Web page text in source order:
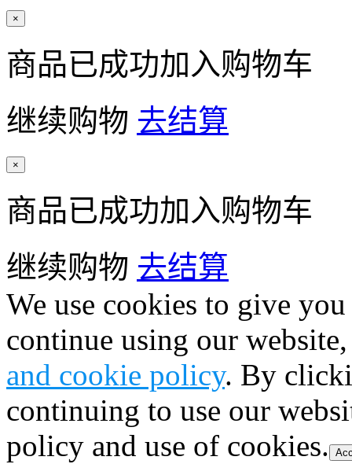
×
商品已成功加入购物车
继续购物 去结算
×
商品已成功加入购物车
继续购物 去结算
We use cookies to give
continue using our
and cookie policy. By
continuing to use our
policy and use of cookies.